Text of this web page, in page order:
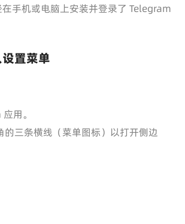
手机或电脑上安装并登录了 Telegram
置菜单
用。
的三条横线（菜单图标）以打开侧边